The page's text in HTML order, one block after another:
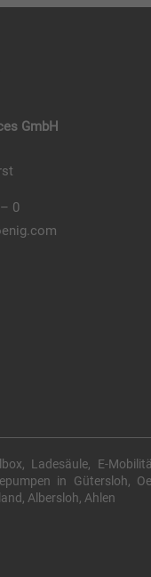
GmbH
0
Ladesäule, E-
in Gütersloh,
Albersloh, Ahlen